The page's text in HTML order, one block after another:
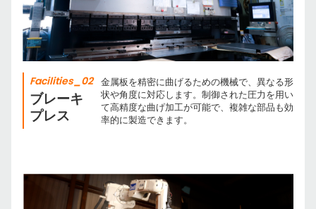
Facilities_02
ブレーキ
プレス
金属板を精密に曲げるための機械で、異なる形
状や角度に対応します。制御された圧力を用い
て高精度な曲げ加工が可能で、複雑な部品も効
率的に製造できます。